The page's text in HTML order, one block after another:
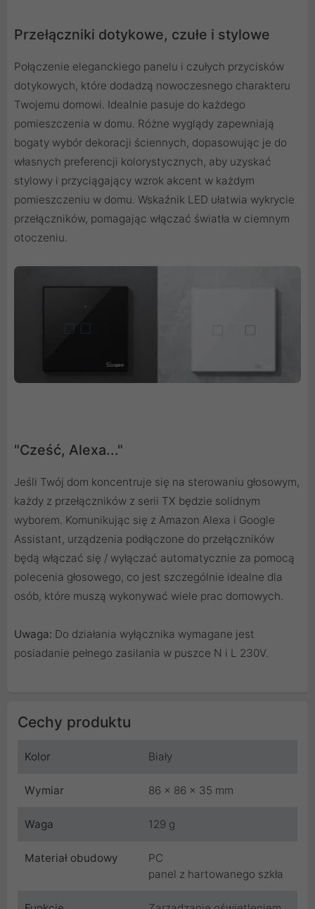
Przełączniki dotykowe, czułe i stylowe
Połączenie eleganckiego panelu i czułych przycisków
dotykowych, które dodadzą nowoczesnego charakteru
Twojemu domowi. Idealnie pasuje do każdego
pomieszczenia w domu. Różne wyglądy zapewniają
bogaty wybór dekoracji ściennych, dopasowując je do
własnych preferencji kolorystycznych, aby uzyskać
stylowy i przyciągający wzrok akcent w każdym
pomieszczeniu w domu. Wskaźnik LED ułatwia wykrycie
przełączników, pomagając włączać światła w ciemnym
otoczeniu.
"Cześć, Alexa..."
Jeśli Twój dom koncentruje się na sterowaniu głosowym,
każdy z przełączników z serii TX będzie solidnym
wyborem. Komunikując się z Amazon Alexa i Google
Assistant, urządzenia podłączone do przełączników
będą włączać się / wyłączać automatycznie za pomocą
polecenia głosowego, co jest szczególnie idealne dla
osób, które muszą wykonywać wiele prac domowych.
Uwaga: Do działania wyłącznika wymagane jest
posiadanie pełnego zasilania w puszce N i L 230V.
Cechy produktu
Kolor Biały
Wymiar 86 x 86 x 35 mm
Waga 129 g
Materiał obudowy
PC
panel z hartowanego szkła